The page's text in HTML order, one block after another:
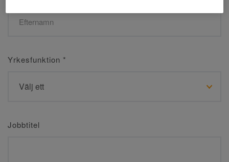
Yrkesfunktion *
Jobbtitel